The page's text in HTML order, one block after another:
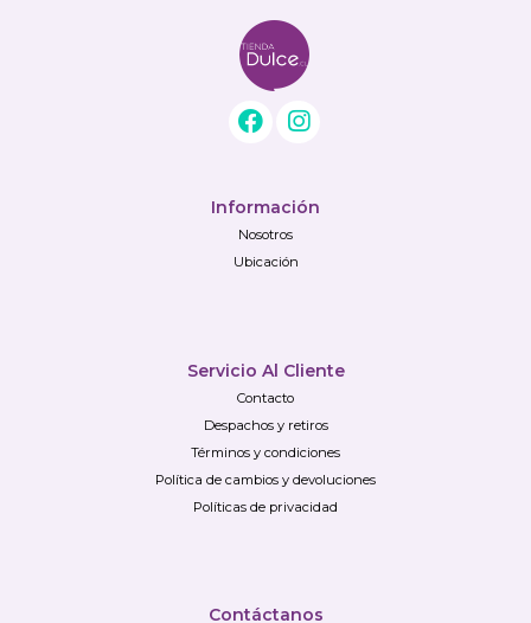
Información
Nosotros
Ubicación
Servicio Al Cliente
Contacto
Despachos y retiros
Términos y condiciones
Política de cambios y devoluciones
Políticas de privacidad
Contáctanos